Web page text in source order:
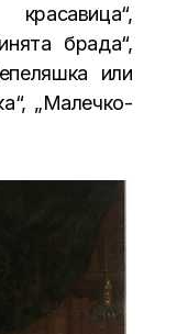
брада“,
или
„Малечко-